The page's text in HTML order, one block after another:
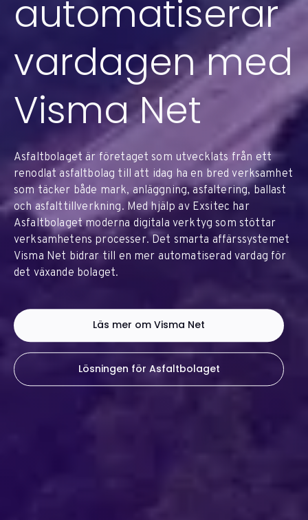
automatiserar
vardagen med
Visma Net
Asfaltbolaget är företaget som utvecklats från ett
renodlat asfaltbolag till att idag ha en bred verksamhet
som täcker både mark, anläggning, asfaltering, ballast
och asfalttillverkning. Med hjälp av Exsitec har
Asfaltbolaget moderna digitala verktyg som stöttar
verksamhetens processer. Det smarta affärssystemet
Visma Net bidrar till en mer automatiserad vardag för
det växande bolaget.
Läs mer om Visma Net
Lösningen för Asfaltbolaget